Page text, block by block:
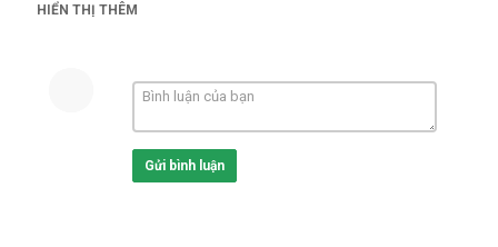
Read more at:https://hoasenvang.com.vn/
HIỂN THỊ THÊM
Gửi bình luận